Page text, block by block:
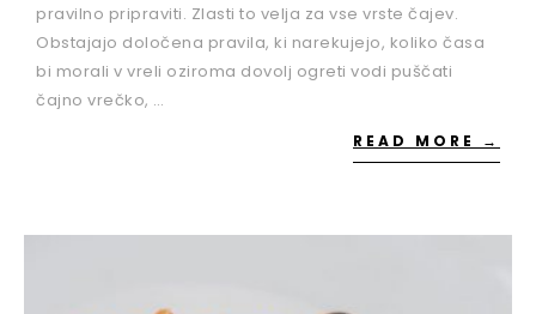
pravilno pripraviti. Zlasti to velja za vse vrste čajev.
Obstajajo določena pravila, ki narekujejo, koliko časa
bi morali v vreli oziroma dovolj ogreti vodi puščati
čajno vrečko, …
READ MORE →